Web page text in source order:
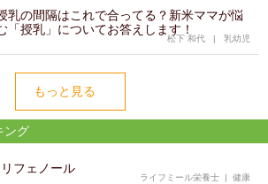
乳の間隔はこれで合ってる？新米ママが悩
「授乳」についてお答えします！
松下 和代 | 乳幼児
もっと見る
ング
フェノール
ライフミール栄養士 | 健康